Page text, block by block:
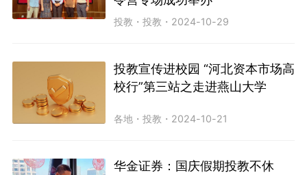
投教 ・投教 ・ 2024-10-29
投教宣传进校园 “河北资本市场高
校行”第三站之走进燕山大学
各地 ・投教 ・ 2024-10-21
华金证券：国庆假期投教不休